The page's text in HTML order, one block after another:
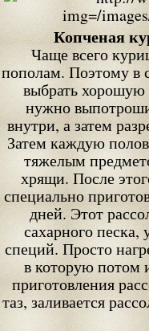
Копченая
Чаще всего
пополам. Поэтому в
выбрать
нужно
внутри, а затем
Затем каждую
тяжелым
хрящи. После
специально
дней. Этот
сахарного песка,
специй. Просто
в которую потом
приготовления
таз, заливается